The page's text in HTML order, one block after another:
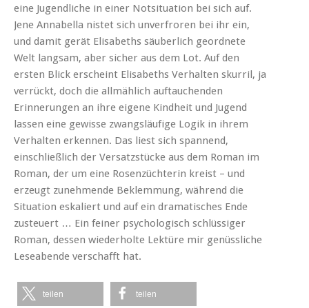
eine Jugendliche in einer Notsituation bei sich auf.
Jene Annabella nistet sich unverfroren bei ihr ein,
und damit gerät Elisabeths säuberlich geordnete
Welt langsam, aber sicher aus dem Lot. Auf den
ersten Blick erscheint Elisabeths Verhalten skurril, ja
verrückt, doch die allmählich auftauchenden
Erinnerungen an ihre eigene Kindheit und Jugend
lassen eine gewisse zwangsläufige Logik in ihrem
Verhalten erkennen. Das liest sich spannend,
einschließlich der Versatzstücke aus dem Roman im
Roman, der um eine Rosenzüchterin kreist – und
erzeugt zunehmende Beklemmung, während die
Situation eskaliert und auf ein dramatisches Ende
zusteuert … Ein feiner psychologisch schlüssiger
Roman, dessen wiederholte Lektüre mir genüssliche
Leseabende verschafft hat.
teilen teilen